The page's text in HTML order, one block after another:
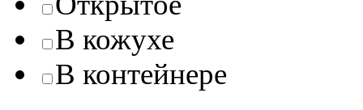
В кожухе
В контейнере